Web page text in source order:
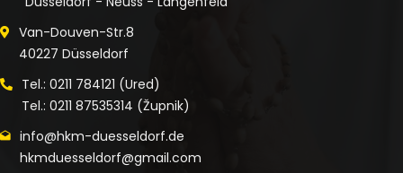
Van-Douven-Str.8
40227 Düsseldorf
Tel.: 0211 784121 (Ured)
Tel.: 0211 87535314 (Župnik)
info@hkm-duesseldorf.de
hkmduesseldorf@gmail.com